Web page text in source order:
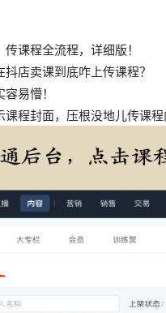
课程全流程，详细版！
店卖课到底咋上传课程？
易懵！
课程封面，压根没地儿传课